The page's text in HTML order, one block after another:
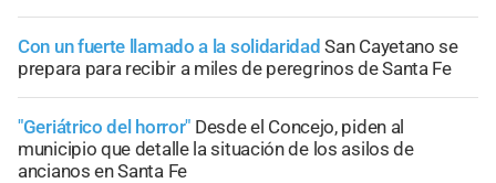
Con un fuerte llamado a la solidaridad San Cayetano se
prepara para recibir a miles de peregrinos de Santa Fe
"Geriátrico del horror" Desde el Concejo, piden al
municipio que detalle la situación de los asilos de
ancianos en Santa Fe